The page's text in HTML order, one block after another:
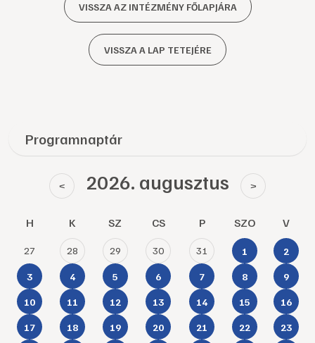
VISSZA AZ INTÉZMÉNY FŐLAPJÁRA
VISSZA A LAP TETEJÉRE
Programnaptár
< 2026. augusztus >
H K SZ CS P SZO V
27 28 29 30 31 1 2
3 4 5 6 7 8 9
10 11 12 13 14 15 16
17 18 19 20 21 22 23